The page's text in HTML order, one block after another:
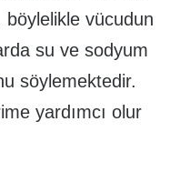
böylelikle vücudun
su ve sodyum
söylemektedir.
yardımcı olur